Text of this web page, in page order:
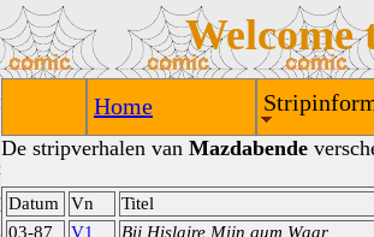
Welcome
Home
De stripverhalen van Mazdabende
Datum Vn
Titel
03-87
V1 Bij Hislaire Mijn gum Waar